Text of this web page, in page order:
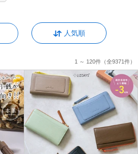
人気順
1 ～ 120件（全9371件）